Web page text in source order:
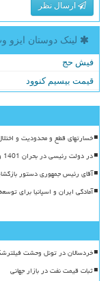
ارسال نظر
لینک دوستان ایزو
فیش حج
قیمت بیسیم کنوود
خسارتهای قطع و محدودیت و
در دولت رئیسی در بحران 1401 وعده دادند اینترنت به طور موقت قطع می شود اما ماندگار شد
آقای رئیس جمهوری دستور
آمادگی ایران و اسپانیا برای
خردسالان در تونل وحشت
ثبات قیمت نفت در بازار جهانی